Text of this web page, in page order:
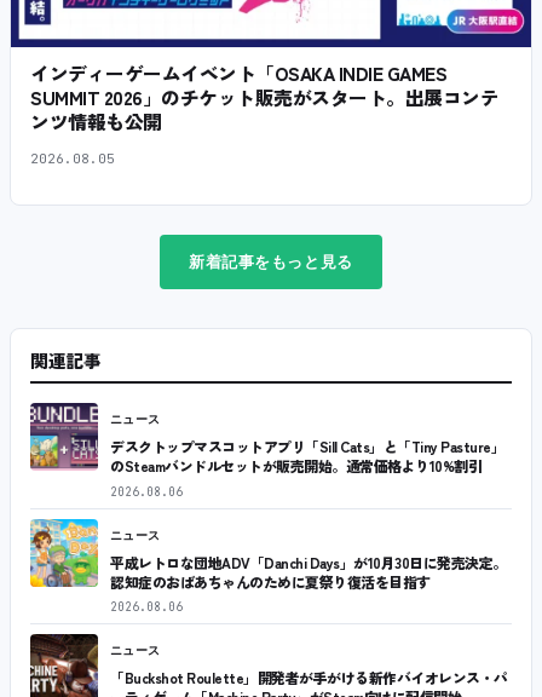
インディーゲームイベント「OSAKA INDIE GAMES
SUMMIT 2026」のチケット販売がスタート。出展コンテ
ンツ情報も公開
2026.08.05
新着記事をもっと見る
関連記事
ニュース
デスクトップマスコットアプリ「Sill Cats」と「Tiny Pasture」
のSteamバンドルセットが販売開始。通常価格より10%割引
2026.08.06
ニュース
平成レトロな団地ADV「Danchi Days」が10月30日に発売決定。
認知症のおばあちゃんのために夏祭り復活を目指す
2026.08.06
ニュース
「Buckshot Roulette」開発者が手がける新作バイオレンス・パ